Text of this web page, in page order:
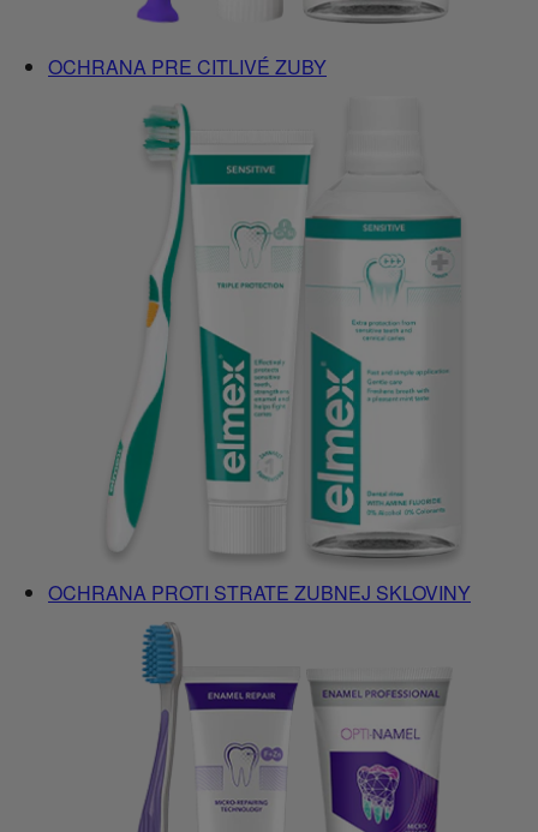
OCHRANA PRE CITLIVÉ ZUBY
OCHRANA PROTI STRATE ZUBNEJ SKLOVINY